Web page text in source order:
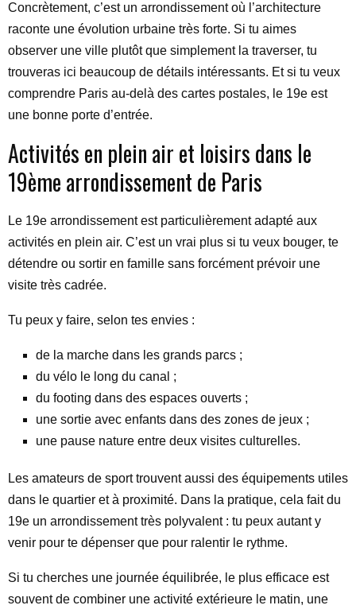
Concrètement, c’est un arrondissement où l’architecture
raconte une évolution urbaine très forte. Si tu aimes
observer une ville plutôt que simplement la traverser, tu
trouveras ici beaucoup de détails intéressants. Et si tu veux
comprendre Paris au-delà des cartes postales, le 19e est
une bonne porte d’entrée.
Activités en plein air et loisirs dans le
19ème arrondissement de Paris
Le 19e arrondissement est particulièrement adapté aux
activités en plein air. C’est un vrai plus si tu veux bouger, te
détendre ou sortir en famille sans forcément prévoir une
visite très cadrée.
Tu peux y faire, selon tes envies :
de la marche dans les grands parcs ;
du vélo le long du canal ;
du footing dans des espaces ouverts ;
une sortie avec enfants dans des zones de jeux ;
une pause nature entre deux visites culturelles.
Les amateurs de sport trouvent aussi des équipements utiles
dans le quartier et à proximité. Dans la pratique, cela fait du
19e un arrondissement très polyvalent : tu peux autant y
venir pour te dépenser que pour ralentir le rythme.
Si tu cherches une journée équilibrée, le plus efficace est
souvent de combiner une activité extérieure le matin, une